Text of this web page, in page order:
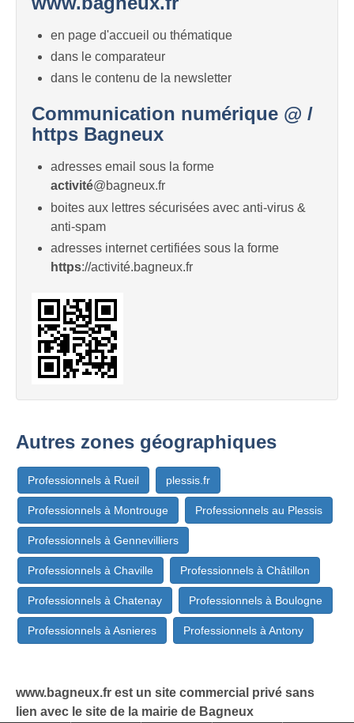
en page d'accueil ou thématique
dans le comparateur
dans le contenu de la newsletter
Communication numérique @ /
https Bagneux
adresses email sous la forme
activité@bagneux.fr
boites aux lettres sécurisées avec anti-virus &
anti-spam
adresses internet certifiées sous la forme
https://activité.bagneux.fr
Autres zones géographiques
Professionnels à Rueil plessis.fr
Professionnels à Montrouge Professionnels au Plessis
Professionnels à Gennevilliers
Professionnels à Chaville Professionnels à Châtillon
Professionnels à Chatenay Professionnels à Boulogne
Professionnels à Asnieres Professionnels à Antony
www.bagneux.fr est un site commercial privé sans
lien avec le site de la mairie de Bagneux